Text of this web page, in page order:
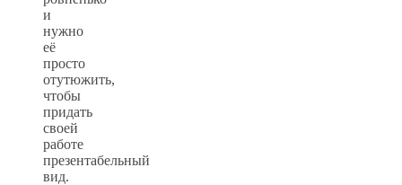
и
нужно
её
просто
отутюжить,
чтобы
придать
своей
работе
презентабельный
вид.